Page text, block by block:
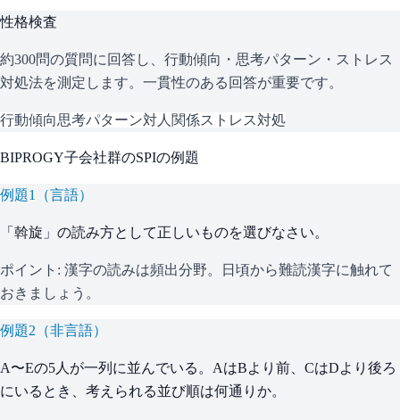
性格検査
約300問の質問に回答し、行動傾向・思考パターン・ストレス
対処法を測定します。一貫性のある回答が重要です。
行動傾向思考パターン対人関係ストレス対処
BIPROGY子会社群のSPIの例題
例題1 （言語）
「斡旋」の読み方として正しいものを選びなさい。
ポイント: 漢字の読みは頻出分野。日頃から難読漢字に触れて
おきましょう。
例題2 （非言語）
A〜Eの5人が一列に並んでいる。AはBより前、CはDより後ろ
にいるとき、考えられる並び順は何通りか。